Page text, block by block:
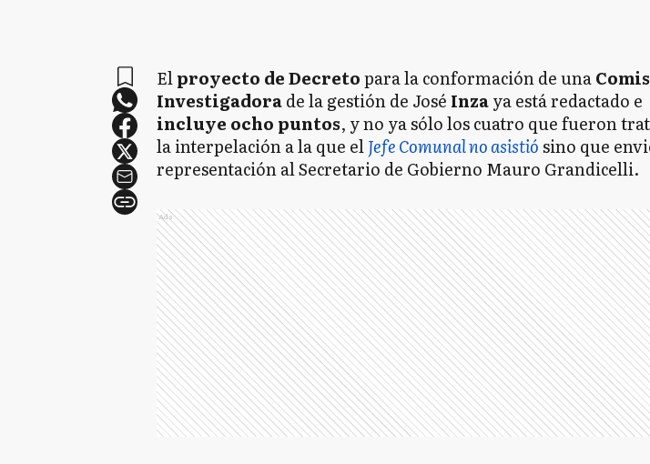
Elproyecto de Decretopara la conformación de una
Investigadorade la gestión de José Inzaya está redactado e
incluye ocho puntos, y no ya sólo los cuatro que fueron
la interpelación a la que elJefe Comunal no asistiósino que
representación al Secretario de Gobierno Mauro Grandicelli.
Ads